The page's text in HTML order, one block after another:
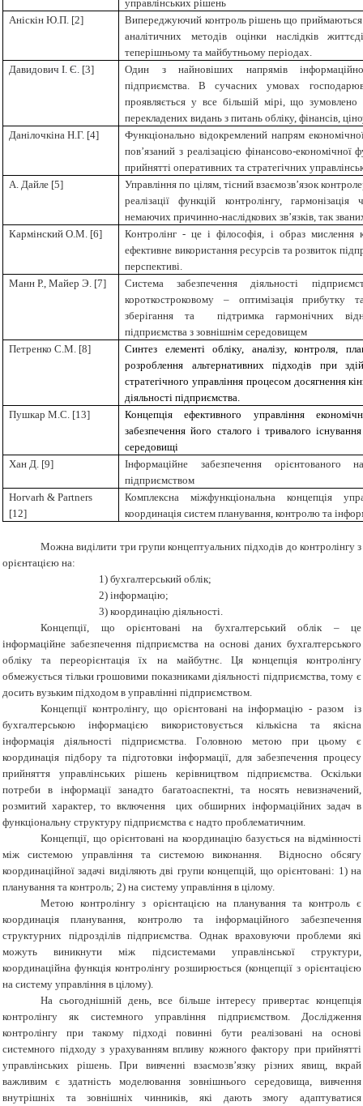
управлінських рішень
Аніскін Ю.П. [2]
Випереджуючий контроль рішень що приймаються
аналітичних методів оцінки наслідків
теперішньому та майбутньому періодах.
Давидович І. Є. [3]
Один з найновіших напрямів інформаційно-
підприємства. В сучасних умовах
проявляється у все більшій мірі, що зумовлено
перекладених видань з питань обліку, фінансів,
Данілочкіна Н.Г. [4]
Функціонально відокремлений напрям
пов’язаний з реалізацією фінансово-економічної
прийнятті оперативних та стратегічних
А. Дайле [5]
Управління по цілям, тісний взаємозв’язок
реалізації функцій контролінгу,
немаючих причинно-наслідкових зв’язків, так
Кармінский О.М. [6] Контролінг - це і філософія, і образ мислення
ефективне використання ресурсів та розвиток
перспективі.
Манн Р., Майер Э. [7]
Система забезпечення діяльності
короткостроковому – оптимізація прибутку
зберігання та підтримка гармонічних
підприємства з зовнішнім середовищем
Петренко С.М. [8]
Синтез елементі обліку, аналізу, контроля,
розроблення альтернативних підходів при
стратегічного управління процесом досягнення
діяльності підприємства.
Пушкар М.С. [13]
Концепція ефективного управління
забезпечення його сталого і тривалого
середовищі
Хан Д. [9]
Інформаційне забезпечення орієнтованого
підприємством
Horvarh & Partners
[12]
Комплексна міжфункціональна концепція
координація систем планування, контролю та
Можна виділити три групи концептуальних підходів до контролінгу з
орієнтацією на:
1) бухгалтерський облік;
2) інформацію;
3) координацію діяльності.
Концепції, що орієнтовані на бухгалтерський облік – це
інформаційне забезпечення підприємства на основі даних бухгалтерського
обліку та переорієнтація їх на майбутнє. Ця концепція контролінгу
обмежується тільки грошовими показниками діяльності підприємства, тому є
досить вузьким підходом в управлінні підприємством.
Концепції контролінгу, що орієнтовані на інформацію - разом із
бухгалтерською інформацією використовується кількісна та якісна
інформація діяльності підприємства. Головною метою при цьому є
координація підбору та підготовки інформації, для забезпечення процесу
прийняття управлінських рішень керівництвом підприємства. Оскільки
потреби в інформації занадто багатоаспектні, та носять невизначений,
розмитий характер, то включення цих обширних інформаційних задач в
функціональну структуру підприємства є надто проблематичним.
Концепції, що орієнтовані на координацію базується на відмінності
між системою управління та системою виконання. Відносно обсягу
координаційної задачі виділяють дві групи концепцій, що орієнтовані: 1) на
планування та контроль; 2) на систему управління в цілому.
Метою контролінгу з орієнтацією на планування та контроль є
координація планування, контролю та інформаційного забезпечення
структурних підрозділів підприємства. Однак враховуючи проблеми які
можуть виникнути між підсистемами управлінської структури,
координаційна функція контролінгу розширюється (концепції з орієнтацією
на систему управління в цілому).
На сьогоднішній день, все більше інтересу привертає концепція
контролінгу як системного управління підприємством. Дослідження
контролінгу при такому підході повинні бути реалізовані на основі
системного підходу з урахуванням впливу кожного фактору при прийнятті
управлінських рішень. При вивченні взаємозв’язку різних явищ, вкрай
важливим є здатність моделювання зовнішнього середовища, вивчення
внутрішніх та зовнішніх чинників, які дають змогу адаптуватися